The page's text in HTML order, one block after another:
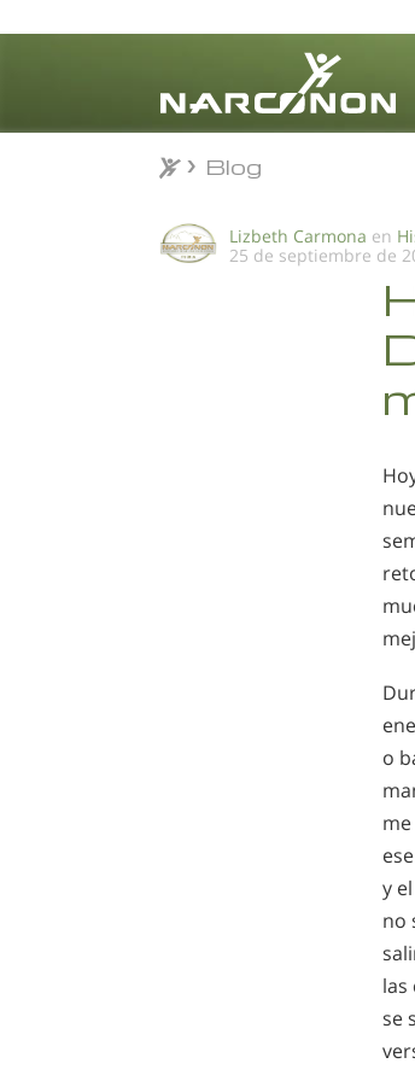
Blog
Lizbeth Carmona en
25 de septiembre de
o
y
no
las
se
Blog